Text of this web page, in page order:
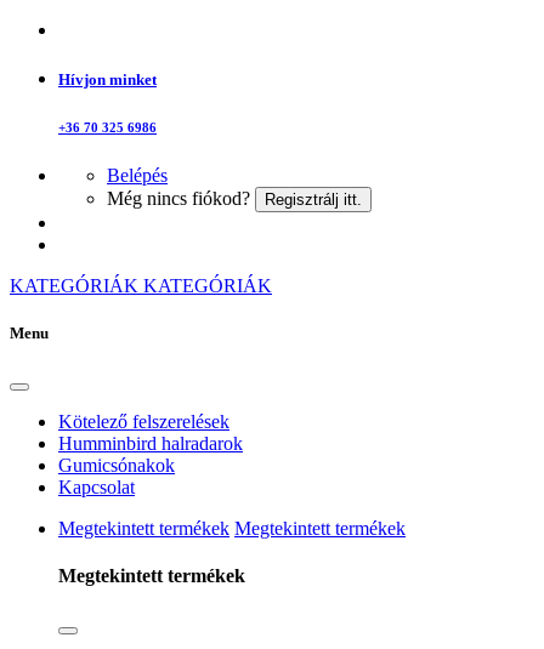
Hívjon minket
+36 70 325 6986
Belépés
Még nincs fiókod?
Regisztrálj itt.
KATEGÓRIÁK KATEGÓRIÁK
Menu
Kötelező felszerelések
Humminbird halradarok
Gumicsónakok
Kapcsolat
Megtekintett termékek Megtekintett termékek
Megtekintett termékek